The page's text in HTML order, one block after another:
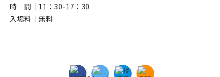
時 間｜11：30-17：30
入場料｜無料